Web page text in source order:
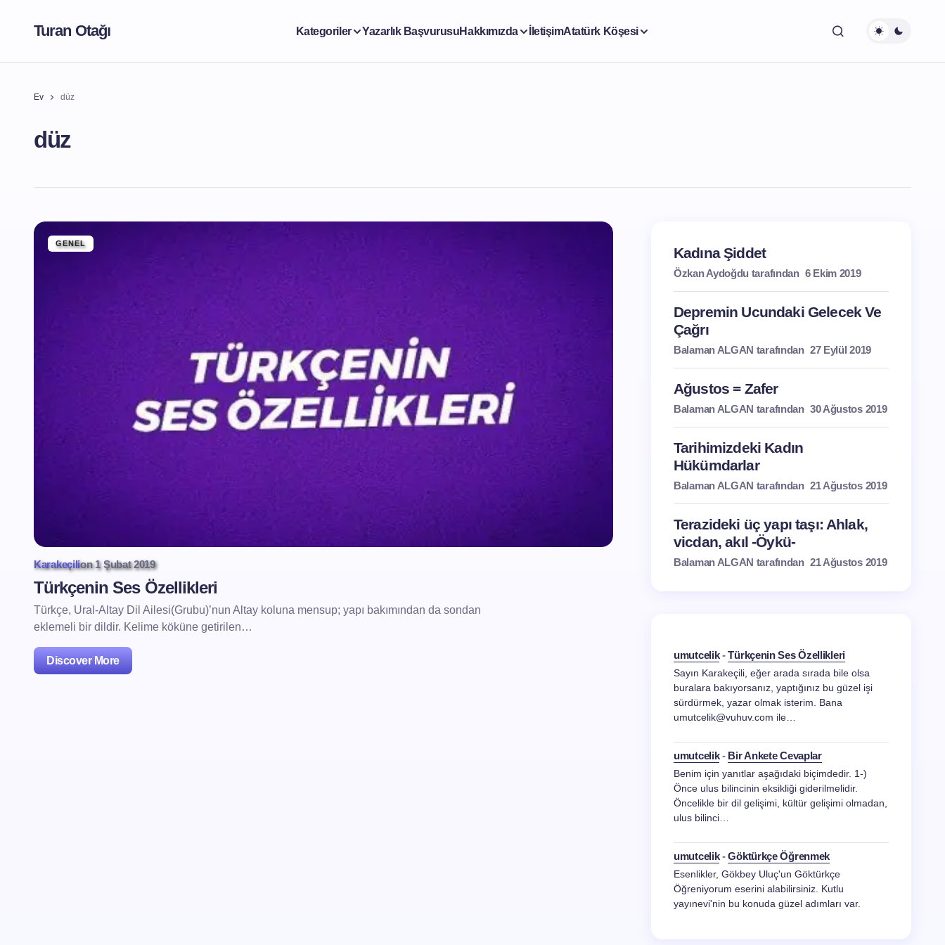
Turan Otağı Kategoriler Yazarlık BaşvurusuHakkımızda İletişimAtatürk Köşesi
Ev düz
düz
GENEL
Karakeçilion 1 Şubat 2019
Türkçenin Ses Özellikleri
Türkçe, Ural-Altay Dil Ailesi(Grubu)’nun Altay koluna mensup; yapı bakımından da sondan
eklemeli bir dildir. Kelime köküne getirilen…
Discover More
Kadına Şiddet
Özkan Aydoğdu tarafından 6 Ekim 2019
Depremin Ucundaki Gelecek Ve
Çağrı
Balaman ALGAN tarafından 27 Eylül 2019
Ağustos = Zafer
Balaman ALGAN tarafından 30 Ağustos 2019
Tarihimizdeki Kadın
Hükümdarlar
Balaman ALGAN tarafından 21 Ağustos 2019
Terazideki üç yapı taşı: Ahlak,
vicdan, akıl -Öykü-
Balaman ALGAN tarafından 21 Ağustos 2019
umutcelik-Türkçenin Ses Özellikleri
Sayın Karakeçili, eğer arada sırada bile olsa
buralara bakıyorsanız, yaptığınız bu güzel işi
sürdürmek, yazar olmak isterim. Bana
umutcelik@vuhuv.com ile…
umutcelik- Bir Ankete Cevaplar
Benim için yanıtlar aşağıdaki biçimdedir. 1-)
Önce ulus bilincinin eksikliği giderilmelidir.
Öncelikle bir dil gelişimi, kültür gelişimi olmadan,
ulus bilinci…
umutcelik-Göktürkçe Öğrenmek
Esenlikler, Gökbey Uluç'un Göktürkçe
Öğreniyorum eserini alabilirsiniz. Kutlu
yayınevi'nin bu konuda güzel adımları var.